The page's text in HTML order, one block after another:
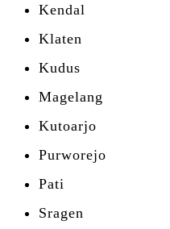
Kendal
Klaten
Kudus
Magelang
Kutoarjo
Purworejo
Pati
Sragen